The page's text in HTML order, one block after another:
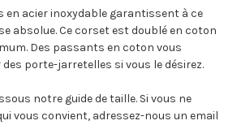
en acier inoxydable garantissent à ce
absolue. Ce corset est doublé en coton
Des passants en coton vous
porte-jarretelles si vous le désirez.
notre guide de taille. Si vous ne
vous convient, adressez-nous un email